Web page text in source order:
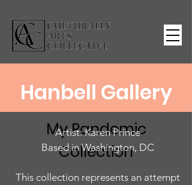
Hanbell Gallery
My Pandemic
Collection
Artist: Karen Prince
Based in Washington, DC
This collection represents an attempt